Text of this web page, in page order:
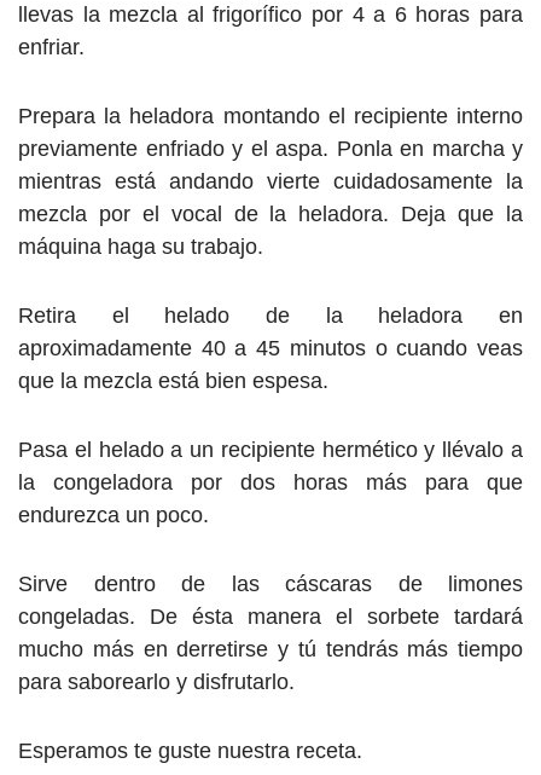
llevas la mezcla al frigorífico por 4 a 6 horas para
enfriar.
Prepara la heladora montando el recipiente interno
previamente enfriado y el aspa. Ponla en marcha y
mientras está andando vierte cuidadosamente la
mezcla por el vocal de la heladora. Deja que la
máquina haga su trabajo.
Retira el helado de la heladora en
aproximadamente 40 a 45 minutos o cuando veas
que la mezcla está bien espesa.
Pasa el helado a un recipiente hermético y llévalo a
la congeladora por dos horas más para que
endurezca un poco.
Sirve dentro de las cáscaras de limones
congeladas. De ésta manera el sorbete tardará
mucho más en derretirse y tú tendrás más tiempo
para saborearlo y disfrutarlo.
Esperamos te guste nuestra receta.